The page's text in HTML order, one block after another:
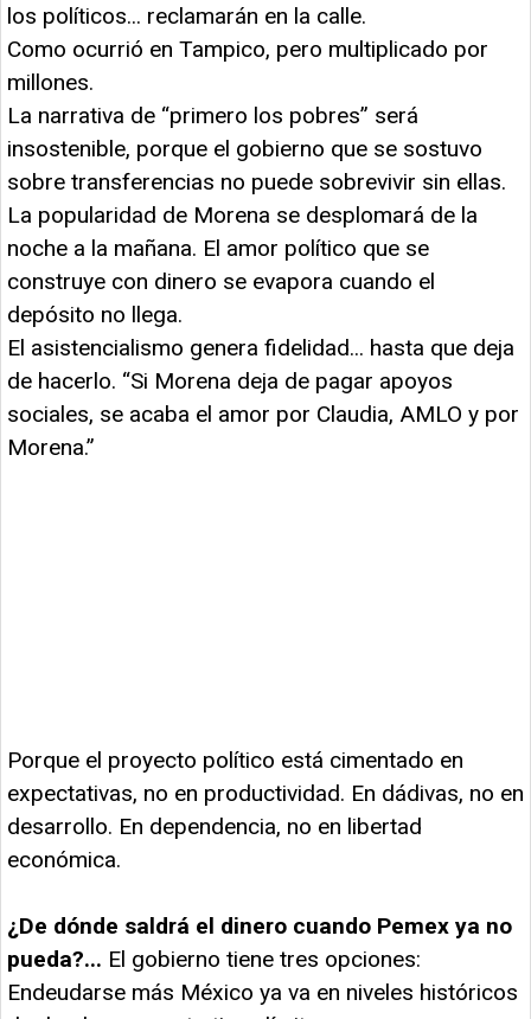
los políticos... reclamarán en la calle.
Como ocurrió en Tampico, pero multiplicado por
millones.
La narrativa de “primero los pobres” será
insostenible, porque el gobierno que se sostuvo
sobre transferencias no puede sobrevivir sin ellas.
La popularidad de Morena se desplomará de la
noche a la mañana. El amor político que se
construye con dinero se evapora cuando el
depósito no llega.
El asistencialismo genera fidelidad... hasta que deja
de hacerlo. “Si Morena deja de pagar apoyos
sociales, se acaba el amor por Claudia, AMLO y por
Morena.”
Porque el proyecto político está cimentado en
expectativas, no en productividad. En dádivas, no en
desarrollo. En dependencia, no en libertad
económica.
¿De dónde saldrá el dinero cuando Pemex ya no
pueda?... El gobierno tiene tres opciones:
Endeudarse más México ya va en niveles históricos